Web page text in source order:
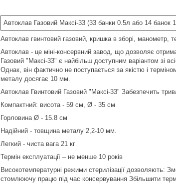
Автоклав Газовий Максі-33 (33 банки 0.5л або 14 банок
Автоклав гвинтовий газовий, кришка в зборі, манометр,
Автоклав - це міні-консервний завод, що дозволяє
Газовий "Максі-33" є найбільш доступним варіантом зі
Однак, він фактично не поступається за якістю і
металу досягає 10 мм.
Автоклав Гвинтовий Газовий "Максі-33" Забезпечить
Компактний: висота - 59 см, Ø - 35 см
Горловина Ø - 15.8 см
Надійний - товщина металу 2,2-10 мм.
Легкий - чиста вага 21 кг
Термін експлуатації – не менше 10 років
Високотемпературні режими стерилізації дозволяють:
стомлюючу працю під час консервування Збільшити